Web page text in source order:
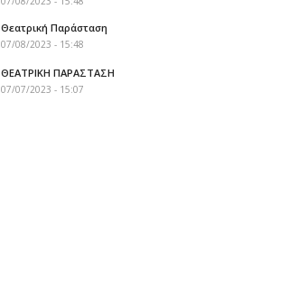
Θεατρική Παράσταση
07/08/2023 - 15:48
ΘΕΑΤΡΙΚΗ ΠΑΡΑΣΤΑΣΗ
07/07/2023 - 15:07